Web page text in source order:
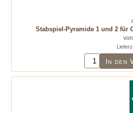
Stabspiel-Pyramide 1 und 2 für
In den